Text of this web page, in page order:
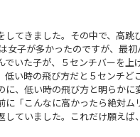
てきました。その中で、高跳
女子が多かったのですが、最初
でいた子が、５センチバーを上
低い時の飛び方だと５センチど
に、低い時の飛び方と明らかに
に「こんなに高かったら絶対ム
していました。これだけ願えば